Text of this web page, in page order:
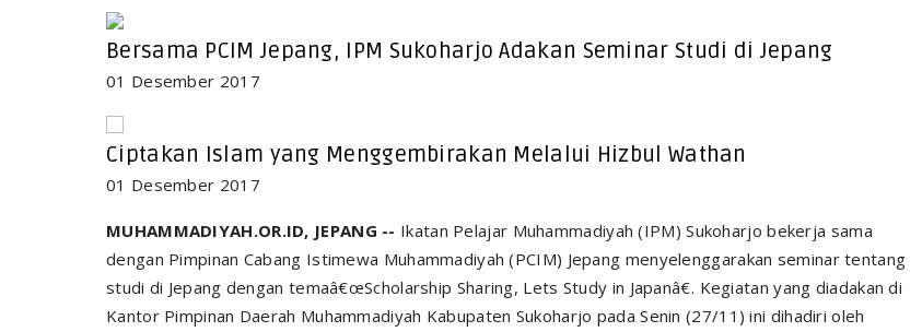
Bersama PCIM Jepang, IPM Sukoharjo Adakan Seminar Studi di Jepang
01 Desember 2017
Ciptakan Islam yang Menggembirakan Melalui Hizbul Wathan
01 Desember 2017
MUHAMMADIYAH.OR.ID, JEPANG -- Ikatan Pelajar Muhammadiyah (IPM) Sukoharjo bekerja sama
dengan Pimpinan Cabang Istimewa Muhammadiyah (PCIM) Jepang menyelenggarakan seminar tentang
studi di Jepang dengan temaâ€œScholarship Sharing, Lets Study in Japanâ€. Kegiatan yang diadakan di
Kantor Pimpinan Daerah Muhammadiyah Kabupaten Sukoharjo pada Senin (27/11) ini dihadiri oleh